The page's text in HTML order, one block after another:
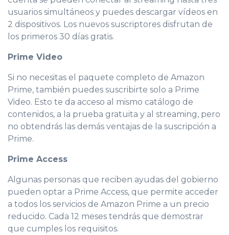
usuarios simultáneos y puedes descargar vídeos en
2 dispositivos. Los nuevos suscriptores disfrutan de
los primeros 30 días gratis.
Prime Video
Si no necesitas el paquete completo de Amazon
Prime, también puedes suscribirte solo a Prime
Video. Esto te da acceso al mismo catálogo de
contenidos, a la prueba gratuita y al streaming, pero
no obtendrás las demás ventajas de la suscripción a
Prime.
Prime Access
Algunas personas que reciben ayudas del gobierno
pueden optar a Prime Access, que permite acceder
a todos los servicios de Amazon Prime a un precio
reducido. Cada 12 meses tendrás que demostrar
que cumples los requisitos.